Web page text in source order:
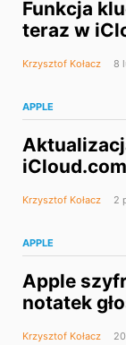
Funkcja
teraz w
Krzysztof Kołacz 8
APPLE
iCloud.com
Krzysztof Kołacz 2
APPLE
Apple
notatek
Krzysztof Kołacz